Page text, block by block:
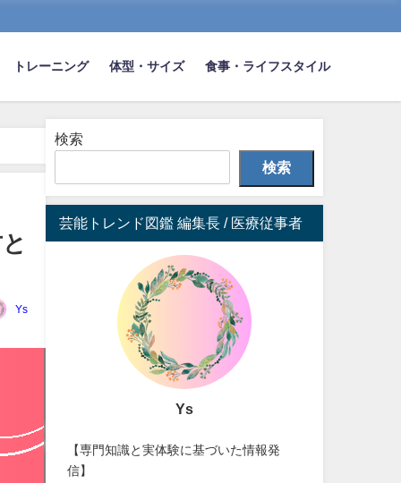
トレーニング 体型・サイズ 食事・ライフスタイル
Ys
検索
検索
芸能トレンド図鑑 編集長 / 医療従事者
Ys
【専門知識と実体験に基づいた情報発
信】